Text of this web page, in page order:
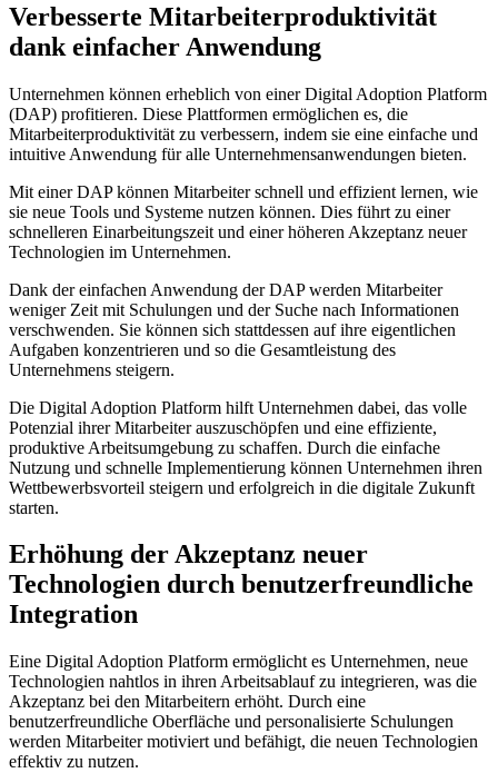
Verbesserte Mitarbeiterproduktivität
dank einfacher ‌Anwendung
Unternehmen können erheblich von einer Digital Adoption Platform
(DAP) profitieren. ‍Diese Plattformen‌ ermöglichen es, die
Mitarbeiterproduktivität zu ‌verbessern, indem sie eine ⁤einfache und
intuitive Anwendung für alle Unternehmensanwendungen bieten.
Mit einer ⁢DAP können​ Mitarbeiter schnell und effizient ⁣lernen, wie
sie neue Tools ⁤und Systeme‌ nutzen können.‍ Dies führt zu einer⁤
schnelleren Einarbeitungszeit und einer höheren Akzeptanz neuer
Technologien im Unternehmen.
Dank der einfachen Anwendung der ⁣DAP werden Mitarbeiter
‌weniger Zeit mit Schulungen und der Suche nach Informationen
verschwenden. Sie können‍ sich stattdessen auf ihre eigentlichen ​
Aufgaben​ konzentrieren und so die Gesamtleistung ‍des
Unternehmens⁢ steigern.
Die Digital ⁣Adoption Platform hilft Unternehmen dabei, das volle
Potenzial ihrer Mitarbeiter auszuschöpfen ‍und eine effiziente,
produktive Arbeitsumgebung zu schaffen. Durch die einfache
Nutzung und ⁤schnelle Implementierung können‍ Unternehmen ihren‌
Wettbewerbsvorteil steigern ⁤und‍ erfolgreich in die digitale⁤ Zukunft
starten.
Erhöhung der Akzeptanz neuer
Technologien durch benutzerfreundliche
Integration
Eine Digital Adoption Platform ermöglicht es Unternehmen, neue
Technologien nahtlos in ihren ‌Arbeitsablauf zu ⁤integrieren, was die
Akzeptanz⁢ bei den Mitarbeitern erhöht. Durch eine
benutzerfreundliche Oberfläche und personalisierte Schulungen
werden Mitarbeiter ‍motiviert und befähigt, die neuen Technologien
effektiv zu nutzen.